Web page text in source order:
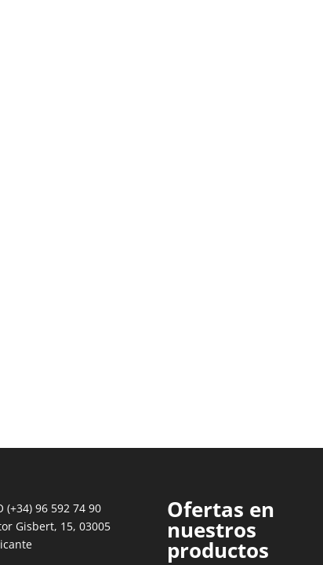
(+34) 96 592 74 90
Gisbert, 15, 03005
Ofertas en
nuestros
productos